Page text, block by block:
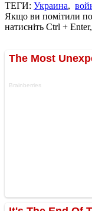
ТЕГИ: Украина,
Якщо ви помітили
натисніть Ctrl +